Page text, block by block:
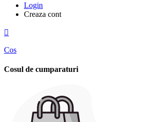
Login
Creaza cont

Cos
Cosul de cumparaturi